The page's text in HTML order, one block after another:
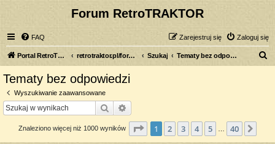
Forum RetroTRAKTOR
FAQ Zaloguj się
Zarejestruj się
Portal RetroTRAKTOR.pl retrotraktor.pl/forum Szukaj Tematy bez odpowiedzi
Tematy bez odpowiedzi
Wyszukiwanie zaawansowane
Szukaj
Znaleziono więcej niż 1000 wyników Strona z40
1 2 3 4 5 40